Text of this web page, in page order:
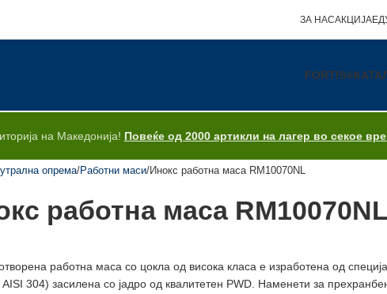
ЗА НАСАКЦИЈА
FORTIS®
на Македонија! Повеќе од 2000 артикли на лагер во секое
опрема Работни маси Инокс работна маса RM10070NL
работна маса RM10070NL
работнa масa со цокла од висока класа е изработенa од
304) засиленa со јадро од квалитетен PWD. Наменети за